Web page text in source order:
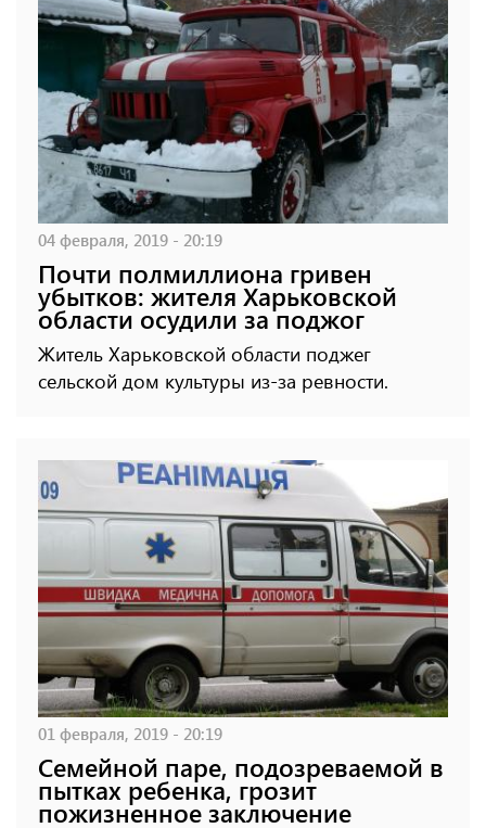
04 февраля, 2019 - 20:19
Почти полмиллиона гривен
убытков: жителя Харьковской
области осудили за поджог
Житель Харьковской области поджег
сельской дом культуры из-за ревности.
01 февраля, 2019 - 20:19
Семейной паре, подозреваемой в
пытках ребенка, грозит
пожизненное заключение